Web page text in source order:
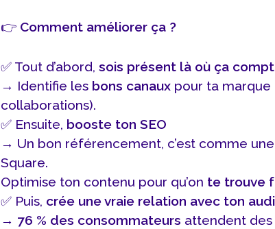
👉 Comment améliorer ça ?
✅ Tout d’abord, sois présent là où ça
→ Identifie les bons canaux pour ta marque
collaborations).
✅ Ensuite, booste ton SEO
→ Un bon référencement, c’est comme
Square.
Optimise ton contenu pour qu’on te trouve
✅ Puis, crée une vraie relation avec ton
→ 76 % des consommateurs attendent des